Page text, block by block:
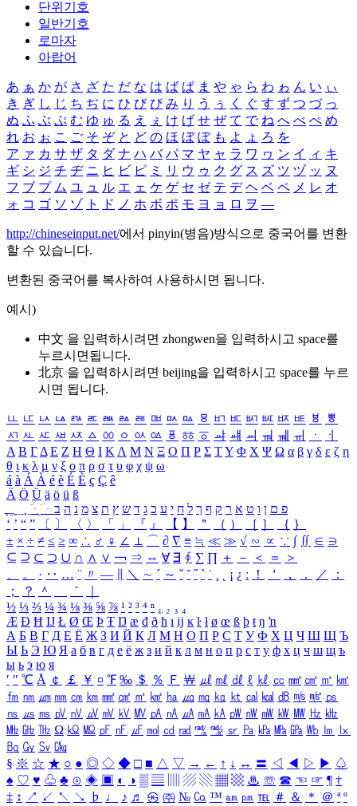
단위기호
일반기호
로마자
아랍어
あ ぁ か が さ ざ た だ な は ば ぱ ま や ゃ ら わ ゎ ん い ぃ
き ぎ し じ ち ぢ に ひ び ぴ み り う ぅ く ぐ す ず つ づ っ
ぬ ふ ぶ ぷ む ゆ ゅ る え ぇ け げ せ ぜ て で ね へ べ ぺ め
れ お ぉ こ ご そ ぞ と ど の ほ ぼ ぽ も よ ょ ろ を
ア ァ カ サ ザ タ ダ ナ ハ バ パ マ ヤ ャ ラ ワ ヮ ン イ ィ キ
ギ シ ジ チ ヂ ニ ヒ ビ ピ ミ リ ウ ゥ ク グ ス ズ ツ ヅ ッ ヌ
フ ブ プ ム ユ ュ ル エ ェ ケ ゲ セ ゼ テ デ ヘ ベ ペ メ レ オ
ォ コ ゴ ソ ゾ ト ド ノ ホ ボ ポ モ ヨ ョ ロ ヲ ―
http://chineseinput.net/에서 pinyin(병음)방식으로 중국어를 변환
할 수 있습니다.
변환된 중국어를 복사하여 사용하시면 됩니다.
예시)
中文 을 입력하시려면 zhongwen을 입력하시고 space를
누르시면됩니다.
北京 을 입력하시려면 beijing을 입력하시고 space를 누르
시면 됩니다.
ㅥ ㅦ ㅧ ㅨ ㅩ ㅪ ㅫ ㅬ ㅭ ㅮ ㅯ ㅰ ㅱ ㅲ ㅳ ㅴ ㅵ ㅶ ㅷ ㅸ
ㅹ
ㅺ ㅻ ㅼ ㅽ ㅾ ㅿ ㆀ ㆁ ㆂ ㆃ ㆄ ㆅ ㆆ ㆇ ㆈ ㆉ ㆊ ㆋ ㆌ ㆍ
ㆎ
Α Β ΓΔ Ε Ζ Η Θ Ι ΚΛ Μ Ν Ξ Ο Π Ρ Σ ΤΥ Φ Χ Ψ Ω α β γ δ ε ζ η
θ ι κ λ μ ν ξ ο π ρ σ τ υ φ χ ψ ω
á à Á À é è É È ç Ç ê
Ä Ö Ü ä ö ü ß
ִֶֹ ֻּ ׁׂ פ ם ן ו ט א ר ק ף ך ל ח י ע כ ג ד ש ץ ת צ מ נ ה ב
‘ ’ “ ” 〔 〕 〈 〉 「 」 『 』 【 】 ＂ （ ） ［ ］ ｛ ｝
± × ÷ ≠ ≤ ≥ ∞ ∴ ♂ ♀ ∠ ⊥ ⌒ ∂ ∇ ≡ ≒ ≪ ≫ √ ∽ ∝ ∵ ∫ ∬ ∈ ∋
⊆ ⊇ ⊂ ⊃ ∪ ∩ ∧ ∨ ￢ ⇒ ⇔ ∀ ∃ ∮ ∑ ∏ ＋ － ＜ ＝
＞
、
。 · ‥ … ¨ 〃 ― ＼ ∼ ´ ～ ˇ ˘ ˝ ˚ ˙ ¸ ¡ ¿ ː ！ ＇ ， ． ／
：
；
？ ＾ ｀
½ ⅓ ⅔ ¼ ¾ ⅛ ⅜ ⅝ ⅞ ¹ ² ³ ⁴ ⁿ ₁ ₂ ₃ ₄
Æ Ð Ħ Ĳ Ł Ø Œ Þ Ŧ Ŋ æ đ ð ħ ı ĳ ĸ ŀ ł ø œ ß þ ŧ ŋ ŉ
А Б В Г Д Е Ё Ж З И Й К Л М Н О П Р С Т У Ф Х Ц Ч Ш Щ Ъ
Ы Ь Э Ю Я а б в г д е ё ж з и й к л м н о п р с т у ф х ц ч ш щ ъ
ы ь э ю я
′ ″ ℃ Å ￠ ￡ ￥ ¤ ℉ ‰ ＄ ％ Ｆ ￦ ㎕ ㎖ ㎗ ℓ ㎘ ㏄ ㎣ ㎤ ㎥ ㎦
㎙ ㎚ ㎛ ㎜ ㎝ ㎞ ㎟ ㎠ ㎡ ㎢ ㏊ ㎍ ㎎ ㎏ ㏏ ㎈ ㎉ ㏈ ㎧ ㎨ ㎰
㎱ ㎲ ㎳ ㎴ ㎵ ㎶ ㎷ ㎸ ㎹ ㎀ ㎁ ㎂ ㎃ ㎄ ㎺ ㎻ ㎽ ㎾ ㎿ ㎐ ㎑
㎒ ㎓ ㎔ Ω ㏀ ㏁ ㎊ ㎋ ㎌ ㏖ ㏅ ㎭ ㎮ ㎯ ㏛ ㎩ ㎪ ㎫ ㎬ ㏝ ㏐
㏓
㏃ ㏉ ㏜ ㏆
§ ※ ☆ ★ ○ ● ◎ ◇ ◆ □ ■ △ ▽ → ← ↑ ↓ ↔ 〓 ◁ ◀ ▷ ▶ ♤
♠ ♡ ♥ ♧ ♣ ⊙ ◈ ▣ ◐ ◑ ▒ ▤ ▨ ▧ ▦ ▩ ♨ ☏ ☎ ☜ ☞ ¶ †
‡ ↕ ↗ ↙ ↖ ↘ ♭ ♩ ♪ ♬ ㉿ ㈜ № ㏇ ™ ㏂ ㏘ ℡ ＃ ＆ ＊ ＠ ª º